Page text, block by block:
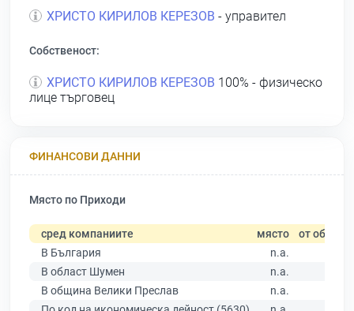
ХРИСТО КИРИЛОВ КЕРЕЗОВ - управител
Собственост:
ХРИСТО КИРИЛОВ КЕРЕЗОВ 100% - физическо
лице търговец
ФИНАНСОВИ ДАННИ
Място по Приходи
сред компаниите място от общо
В България
n.a.
В област Шумен
n.a.
В община Велики Преслав
n.a.